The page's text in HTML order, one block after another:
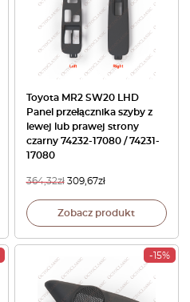
Toyota MR2 SW20 LHD
Panel przełącznika szyby z
lewej lub prawej strony
czarny 74232-17080 / 74231-
17080
364,32zł 309,67zł
Zobacz produkt
-15%